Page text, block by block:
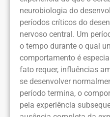
neurobiologia do
períodos críticos do
nervoso central. Um
o tempo durante o qual
comportamento é
fato requer, influências
se desenvolver
período termina, o
pela experiência